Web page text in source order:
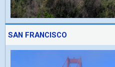
SAN FRANCISCO